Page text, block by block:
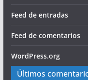
Feed de entradas
Feed de comentarios
WordPress.org
Últimos